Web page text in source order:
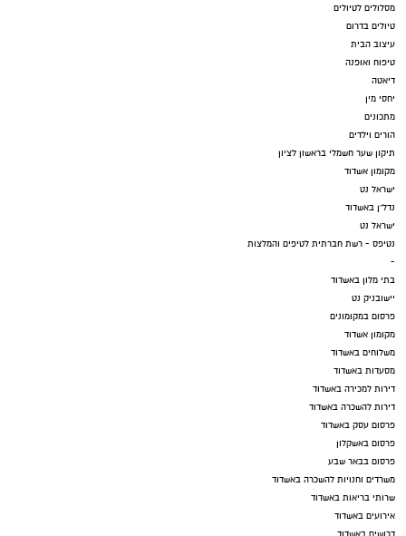
מסלולים לטיולים
טיולים בדרום
עיצוב הבית
טיפוח ואופנה
דיאטה
יחסי מין
מתכונים
הורים וילדים
תיקון שער חשמלי בראשון לציון
מקומון אשדוד
ישראל נט
נדל"ן באשדוד
ישראל נט
נטיפס - רשת חברתית לטיפים והמלצות
-
בתי מלון באשדוד
יישובניק נט
פרסום במקומונים
מקומון אשדוד
משלוחים באשדוד
מסעדות באשדוד
דירות למכירה באשדוד
דירות להשכרה באשדוד
פרסום עסק באשדוד
פרסום באשקלון
פרסום בבאר שבע
משרדים וחנויות להשכרה באשדוד
שרותי בריאות באשדוד
אירועים באשדוד